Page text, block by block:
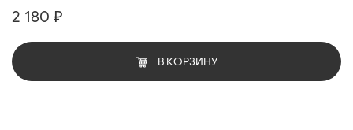
2 180 ₽
В КОРЗИНУ